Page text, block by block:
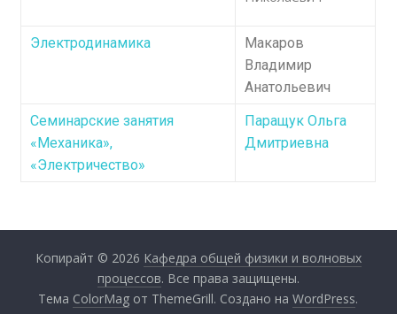
Электродинамика
Макаров
Владимир
Анатольевич
Семинарские занятия
«Механика»,
«Электричество»
Паращук Ольга
Дмитриевна
Копирайт © 2026 Кафедра общей физики и волновых
процессов. Все права защищены.
Тема ColorMag от ThemeGrill. Создано наWordPress.